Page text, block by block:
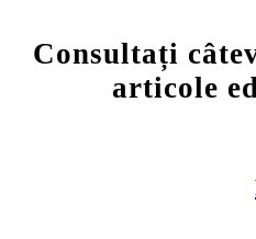
Consultați
articole